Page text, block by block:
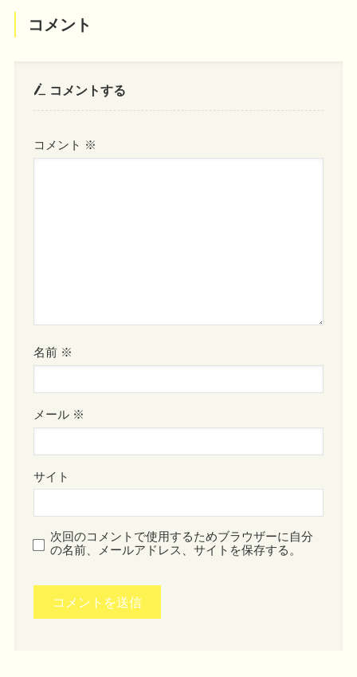
コメント
コメントする
コメント ※
名前 ※
メール ※
サイト
次回のコメントで使用するためブラウザーに自分
の名前、メールアドレス、サイトを保存する。